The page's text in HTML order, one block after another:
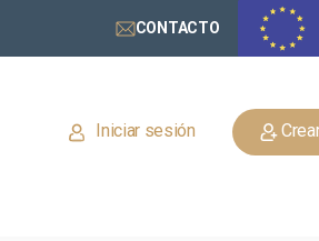
CONTACTO
Iniciar sesión